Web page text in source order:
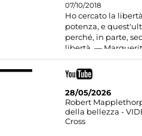
07/10/2018
Ho cercato la
potenza, e
perché, in parte,
libertà. —
28/05/2026
Robert
della bellezza -
Cross